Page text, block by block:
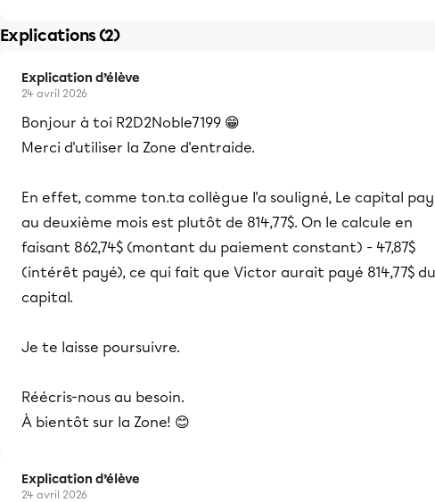
Explications (2)
Explication d’élève
24 avril 2026
Bonjour à toi R2D2Noble7199 😁
Merci d'utiliser la Zone d'entraide.
En effet, comme ton.ta collègue l'a souligné, Le capital
au deuxième mois est plutôt de 814,77$. On le calcule en
faisant 862,74$ (montant du paiement constant) - 47,87$
(intérêt payé), ce qui fait que Victor aurait payé 814,77$ du
capital.
Je te laisse poursuivre.
Réécris-nous au besoin.
À bientôt sur la Zone! 😊
Explication d’élève
24 avril 2026